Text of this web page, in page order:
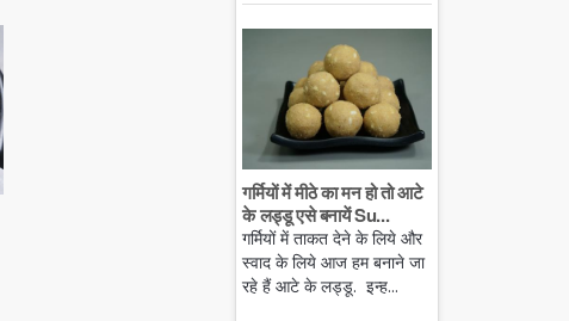
गर्मियों में मीठे का मन हो तो आटे
के लड्डू एसे बनायें Su...
गर्मियों में ताकत देने के लिये और
स्वाद के लिये आज हम बनाने जा
रहे हैं आटे के लड्डू. इन्ह...